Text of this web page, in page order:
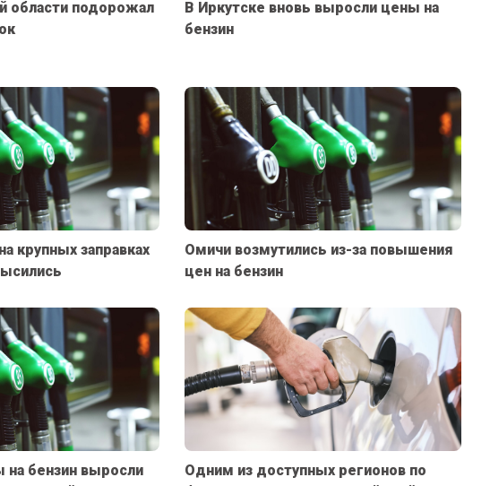
области подорожал
В Иркутске вновь выросли цены на
бензин
крупных заправках
Омичи возмутились из-за повышения
цен на бензин
на бензин выросли
Одним из доступных регионов по